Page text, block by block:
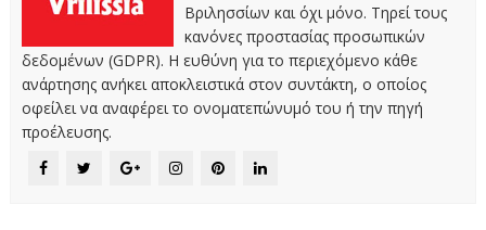
Βριλησσίων και όχι μόνο. Τηρεί τους
κανόνες προστασίας προσωπικών
δεδομένων (GDPR). Η ευθύνη για το περιεχόμενο κάθε
ανάρτησης ανήκει αποκλειστικά στον συντάκτη, ο οποίος
οφείλει να αναφέρει το ονοματεπώνυμό του ή την πηγή
προέλευσης.